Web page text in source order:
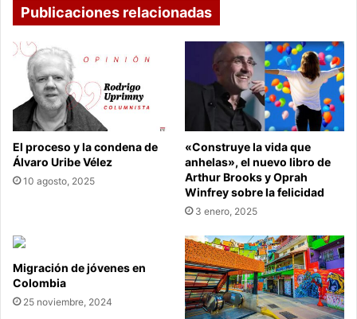
Publicaciones relacionadas
El proceso y la condena de
Álvaro Uribe Vélez
10 agosto, 2025
«Construye la vida que
anhelas», el nuevo libro de
Arthur Brooks y Oprah
Winfrey sobre la felicidad
3 enero, 2025
Migración de jóvenes en
Colombia
25 noviembre, 2024